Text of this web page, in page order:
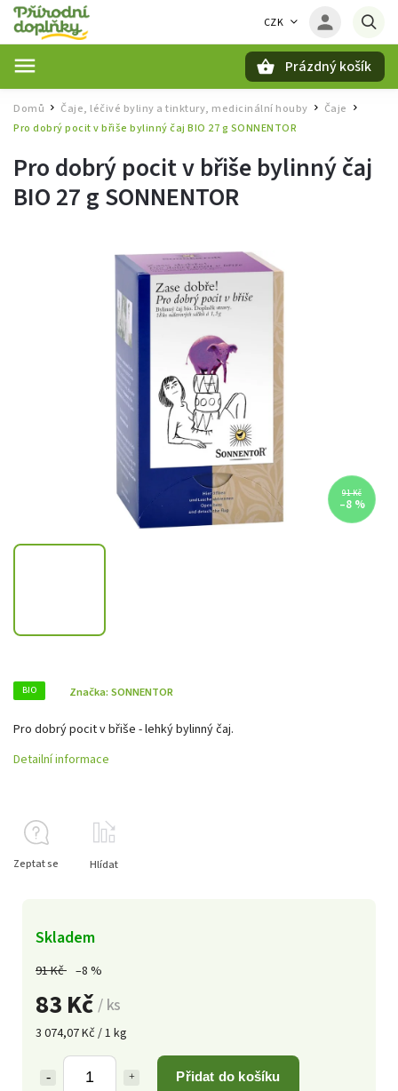
CZK
Prázdný košík
Domů / Čaje, léčivé byliny a tinktury, medicinální houby Čaje
Pro dobrý pocit v břiše bylinný čaj BIO 27 g SONNENTOR
Pro dobrý pocit v břiše bylinný čaj
BIO 27 g SONNENTOR
91 Kč
–8 %
BIO Značka: SONNENTOR
91 Kč –8 %
83 Kč/ ks
3 074,07 Kč / 1 kg
Přidat do košíku
Skladem
Pro dobrý pocit v břiše - lehký bylinný čaj.
Detailní informace
Zeptat se Hlídat